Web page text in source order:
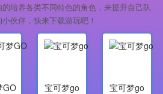
培养各类不同特色的角色，来提升自己队
伙伴，快来下载游玩吧！
GO
宝可梦go
宝可梦go